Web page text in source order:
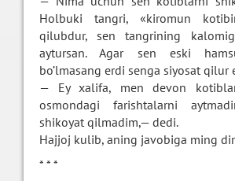
Holbuki tangri, «kiromun
qilubdur, sen tangrining
aytursan. Agar sen eski
bo’lmasang erdi senga siyosat qilur
— Ey xalifa, men devon
osmondagi farishtalarni
shikoyat qilmadim,— dedi.
Hajjoj kulib, aning javobiga ming
* * *